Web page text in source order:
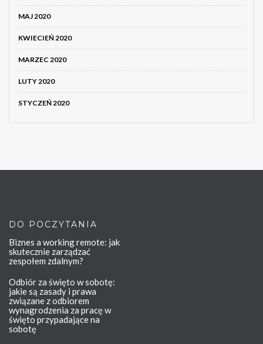
MAJ 2020
KWIECIEŃ 2020
MARZEC 2020
LUTY 2020
STYCZEŃ 2020
DO POCZYTANIA
Biznes a working remote: jak
skutecznie zarządzać
zespołem zdalnym?
Odbiór za święto w sobotę:
jakie są zasady i prawa
związane z odbiorem
wynagrodzenia za pracę w
święto przypadające na
sobotę